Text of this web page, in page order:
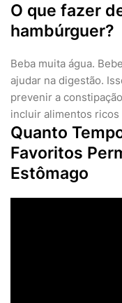
O que fazer
hambúrguer?
Beba muita água.
ajudar na digestão.
prevenir a
incluir alimentos ricos
Quanto
Favoritos
Estômago